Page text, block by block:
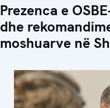
Prezenca e
dhe
moshuarve në